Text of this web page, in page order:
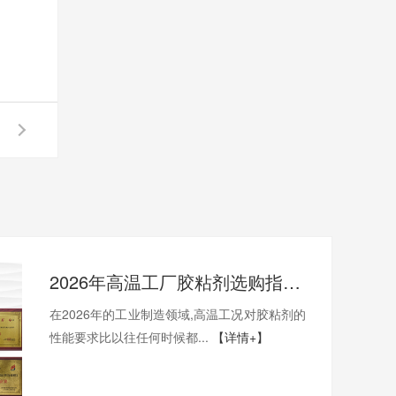
2026年高温工厂胶粘剂选购指南:400度高温工厂选哪一家才能稳得住生产线？
在2026年的工业制造领域,高温工况对胶粘剂的
性能要求比以往任何时候都...
【详情+】